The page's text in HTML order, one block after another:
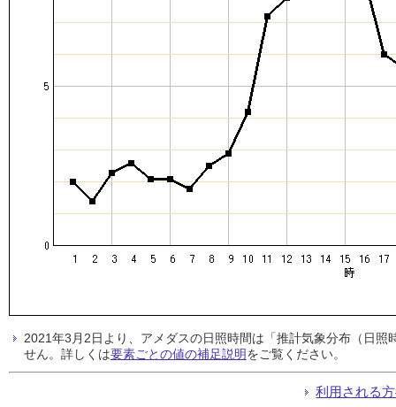
2021年3月2日より、アメダスの日照時間は「推計気象分布（日
せん。詳しくは要素ごとの値の補足説明をご覧ください。
利用される